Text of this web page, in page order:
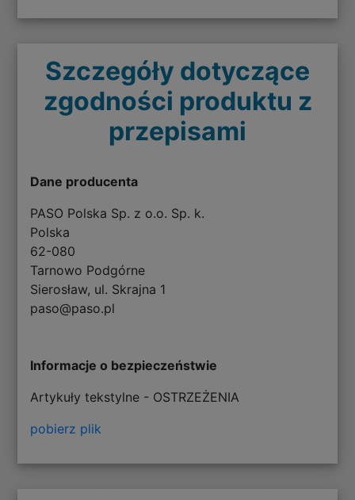
Szczegóły dotyczące
zgodności produktu z
przepisami
Dane producenta
PASO Polska Sp. z o.o. Sp. k.
Polska
62-080
Tarnowo Podgórne
Sierosław, ul. Skrajna 1
paso@paso.pl
Informacje o bezpieczeństwie
Artykuły tekstylne - OSTRZEŻENIA
pobierz plik